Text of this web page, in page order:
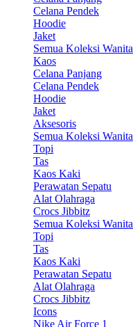
Celana Pendek
Hoodie
Jaket
Semua Koleksi Wanita
Kaos
Celana Panjang
Celana Pendek
Hoodie
Jaket
Aksesoris
Semua Koleksi Wanita
Topi
Tas
Kaos Kaki
Perawatan Sepatu
Alat Olahraga
Crocs Jibbitz
Semua Koleksi Wanita
Topi
Tas
Kaos Kaki
Perawatan Sepatu
Alat Olahraga
Crocs Jibbitz
Icons
Nike Air Force 1